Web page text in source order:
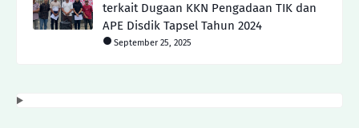
terkait Dugaan KKN Pengadaan TIK dan
APE Disdik Tapsel Tahun 2024
September 25, 2025